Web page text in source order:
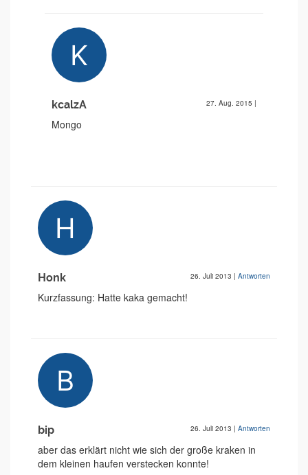
kcalzA 27. Aug. 2015 |
Mongo
Honk 26. Juli 2013 | Antworten
Kurzfassung: Hatte kaka gemacht!
bip 26. Juli 2013 | Antworten
aber das erklärt nicht wie sich der große kraken in
dem kleinen haufen verstecken konnte!